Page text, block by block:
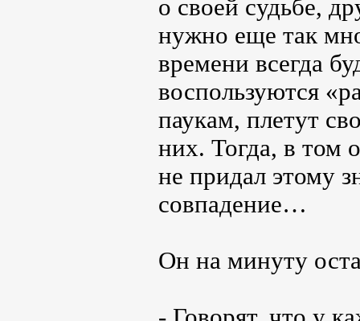
о своей судьбе,
нужно еще так
времени всегда
воспользуются
паукам, плетут
них. Тогда, в том
не придал этому
совпадение…
Он на минуту